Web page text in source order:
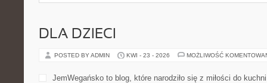
DLA DZIECI
POSTED BY ADMIN KWI - 23 - 2026 MOŻLIWOŚĆ
JemWegańsko to blog, które narodziło się z miłości do